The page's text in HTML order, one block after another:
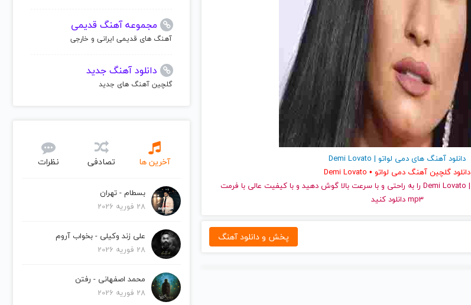
دانلود آهنگ های دمی لواتو | Demi Lovato
دانلود گلچین آهنگ دمی لواتو • Demi Lovato
و قدیمی دمی لواتو | Demi Lovato را به راحتی و با سرعت بالا گوش دهید و با کیفیت عالی با فرمت
mp3 دانلود کنید
پخش و دانلود آهنگ
مجموعه آهنگ قدیمی
آهنگ های قدیمی ایرانی و خارجی
دانلود آهنگ جدید
گلچین آهنگ های جدید
آخرین ها تصادفی نظرات
بسطام - تهران
28 فوریه 2026
علی زند وکیلی - بخواب آروم
28 فوریه 2026
محمد اصفهانی - رفتن
28 فوریه 2026